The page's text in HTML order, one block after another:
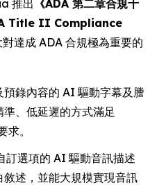
推出 《ADA 第二章合規十
Title II Compliance
對達成 ADA 合規極為重要的
預錄內容的 AI 驅動字幕及謄
、低延遲的方式滿足
。
訂選項的 AI 驅動音訊描述
述，並能大規模實現音訊